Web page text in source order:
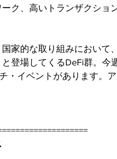
ク、高いトランザクショ
家的な取り組みにおいて
と登場してくるDeFi群。
・イベントがあります。